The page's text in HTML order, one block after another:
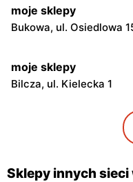
moje sklepy
Bukowa, ul. Osiedlowa
moje sklepy
Bilcza, ul. Kielecka 1
Iwaniska, ul.
Gorzyce, ul. Szkolna 44
Sklepy innych